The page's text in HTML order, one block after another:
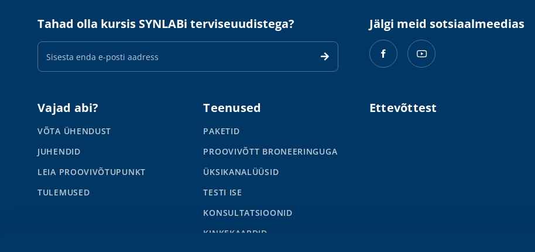
Tahad olla kursis SYNLABi terviseuudistega?
E-
maili
aadress
Jälgi meid sotsiaalmeedias
Vajad abi?
VÕTA ÜHENDUST
JUHENDID
LEIA PROOVIVÕTUPUNKT
TULEMUSED
Teenused
PAKETID
PROOVIVÕTT BRONEERINGUGA
ÜKSIKANALÜÜSID
TESTI ISE
KONSULTATSIOONID
KINKEKAARDID
Ettevõttest